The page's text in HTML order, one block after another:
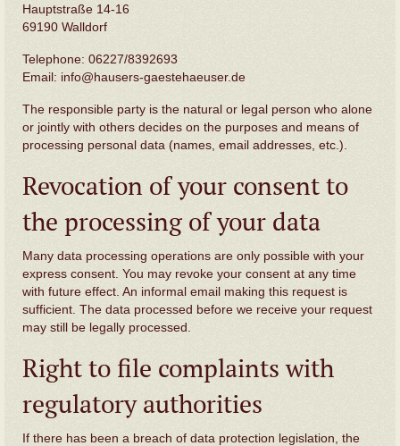
Hauptstraße 14-16
69190 Walldorf
Telephone: 06227/8392693
Email: info@hausers-gaestehaeuser.de
The responsible party is the natural or legal person who alone
or jointly with others decides on the purposes and means of
processing personal data (names, email addresses, etc.).
Revocation of your consent to
the processing of your data
Many data processing operations are only possible with your
express consent. You may revoke your consent at any time
with future effect. An informal email making this request is
sufficient. The data processed before we receive your request
may still be legally processed.
Right to file complaints with
regulatory authorities
If there has been a breach of data protection legislation, the